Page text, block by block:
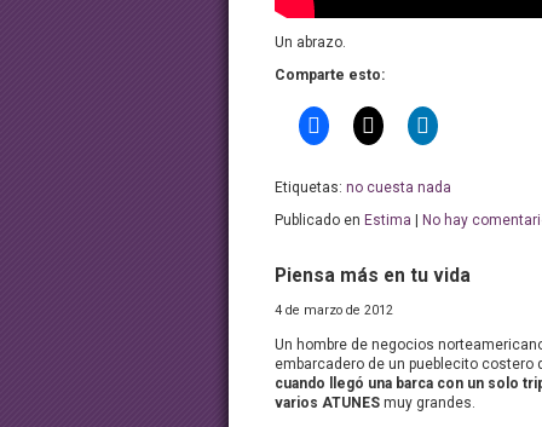
Un abrazo.
Comparte esto:
Etiquetas: no cuesta nada
Publicado en Estima No hay
Piensa más en tu vida
4 de marzo de 2012
Un hombre de negocios
embarcadero de un pueblecito costero
cuando llegó una barca con un solo
varios ATUNES muy grandes.